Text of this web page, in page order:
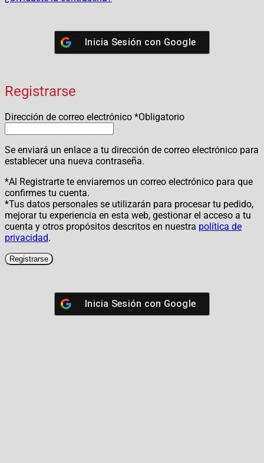
Inicia Sesión con Google
Registrarse
Dirección de correo electrónico *Obligatorio
Se enviará un enlace a tu dirección de correo electrónico para
establecer una nueva contraseña.
*Al Registrarte te enviaremos un correo electrónico para que
confirmes tu cuenta.
*Tus datos personales se utilizarán para procesar tu pedido,
mejorar tu experiencia en esta web, gestionar el acceso a tu
cuenta y otros propósitos descritos en nuestra política de
privacidad.
Registrarse
Inicia Sesión con Google